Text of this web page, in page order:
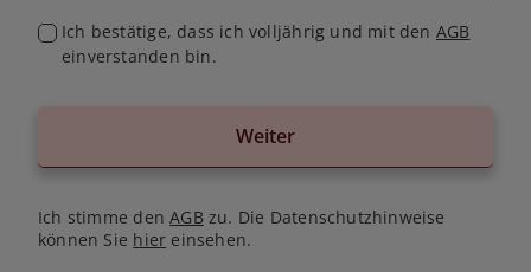
Ich bestätige, dass ich volljährig und mit den AGB
einverstanden bin.
Weiter
Ich stimme denAGB zu. Die Datenschutzhinweise
können Sie hier einsehen.